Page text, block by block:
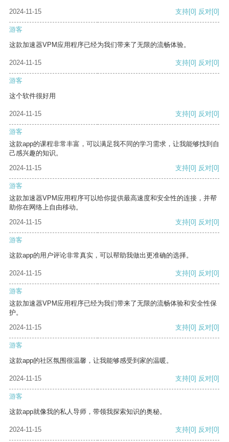
2024-11-15 支持[0] 反对[0]
游客
这款加速器VPM应用程序已经为我们带来了无限的流畅体验。
2024-11-15 支持[0] 反对[0]
游客
这个软件很好用
2024-11-15 支持[0] 反对[0]
游客
这款app的课程非常丰富，可以满足我不同的学习需求，让我能够找到自
己感兴趣的知识。
2024-11-15
支持[0] 反对[0]
游客
这款加速器VPM应用程序可以给你提供最高速度和安全性的连接，并帮
助你在网络上自由移动。
2024-11-15
支持[0] 反对[0]
游客
这款app的用户评论非常真实，可以帮助我做出更准确的选择。
2024-11-15 支持[0] 反对[0]
游客
这款加速器VPM应用程序已经为我们带来了无限的流畅体验和安全性保
护。
2024-11-15
支持[0] 反对[0]
游客
这款app的社区氛围很温馨，让我能够感受到家的温暖。
2024-11-15 支持[0] 反对[0]
游客
这款app就像我的私人导师，带领我探索知识的奥秘。
2024-11-15 支持[0] 反对[0]